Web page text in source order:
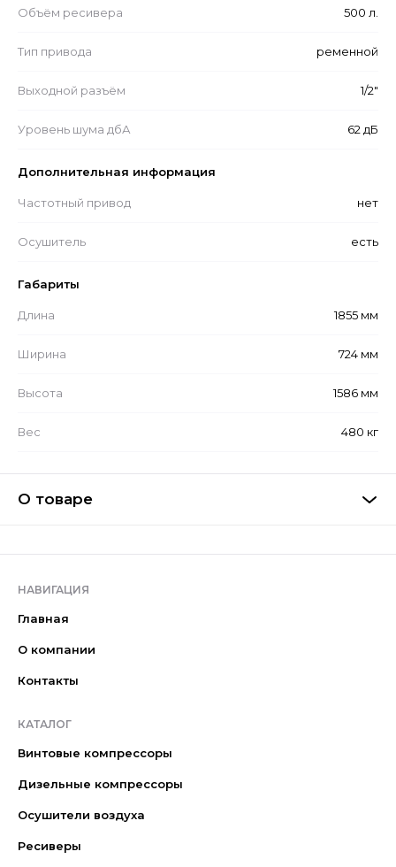
Объём ресивера 500 л.
Тип привода ременной
Выходной разъём 1/2"
Уровень шума дбА 62 дБ
Дополнительная информация
Частотный привод нет
Осушитель есть
Габариты
Длина 1855 мм
Ширина 724 мм
Высота 1586 мм
Вес 480 кг
О товаре
НАВИГАЦИЯ
Главная
О компании
Контакты
КАТАЛОГ
Винтовые компрессоры
Дизельные компрессоры
Осушители воздуха
Ресиверы